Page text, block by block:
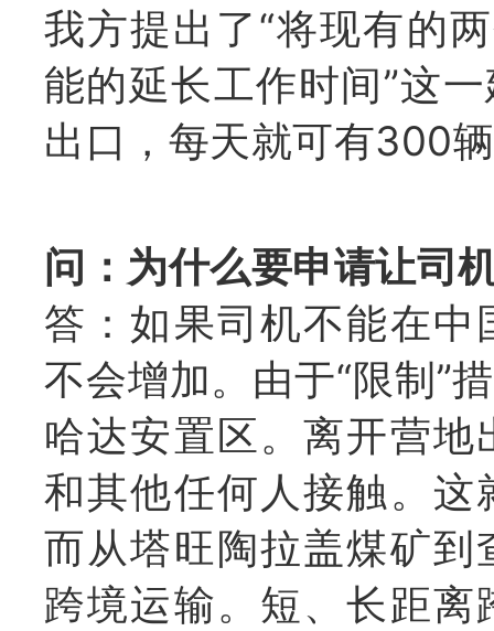
我方提出了“将现有的
能的延长工作时间”这
出口，每天就可有300
问：为什么要申请让司
答：如果司机不能在
不会增加。由于“限制”
哈达安置区。离开营
和其他任何人接触。
而从塔旺陶拉盖煤矿
跨境运输。 短、长距离